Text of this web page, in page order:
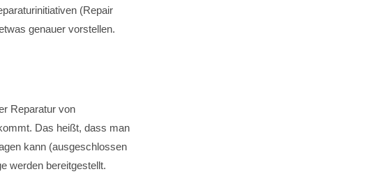
(Repair
genauer vorstellen.
Reparatur von
Das heißt, dass man
kann (ausgeschlossen
werden bereitgestellt.